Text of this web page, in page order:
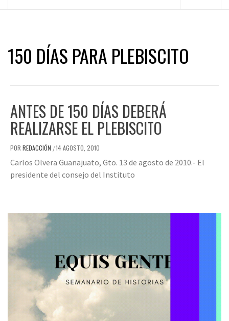
150 DÍAS PARA PLEBISCITO
ANTES DE 150 DÍAS DEBERÁ
REALIZARSE EL PLEBISCITO
POR REDACCIÓN /14 AGOSTO, 2010
Carlos Olvera Guanajuato, Gto. 13 de agosto de 2010.- El
presidente del consejo del Instituto